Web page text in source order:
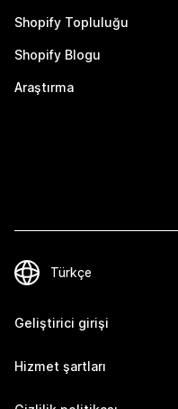
Shopify Topluluğu
Shopify Blogu
Araştırma
Geliştirici girişi
Hizmet şartları